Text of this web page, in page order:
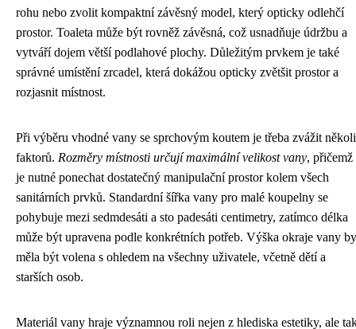
rohu nebo zvolit kompaktní závěsný model, který opticky odlehčí
prostor. Toaleta může být rovněž závěsná, což usnadňuje údržbu a
vytváří dojem větší podlahové plochy. Důležitým prvkem je také
správné umístění zrcadel, která dokážou opticky zvětšit prostor a
rozjasnit místnost.
Při výběru vhodné vany se sprchovým koutem je třeba zvážit
faktorů. Rozměry místnosti určují maximální velikost vany, přičemž
je nutné ponechat dostatečný manipulační prostor kolem všech
sanitárních prvků. Standardní šířka vany pro malé koupelny se
pohybuje mezi sedmdesáti a sto padesáti centimetry, zatímco délka
může být upravena podle konkrétních potřeb. Výška okraje vany by
měla být volena s ohledem na všechny uživatele, včetně dětí a
starších osob.
Materiál vany hraje významnou roli nejen z hlediska estetiky, ale